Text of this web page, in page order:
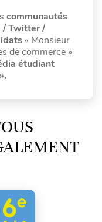
communautés
/ Twitter /
« Monsieur
de commerce »
étudiant